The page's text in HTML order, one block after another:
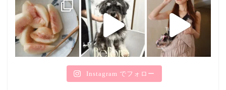
Instagram でフォロー